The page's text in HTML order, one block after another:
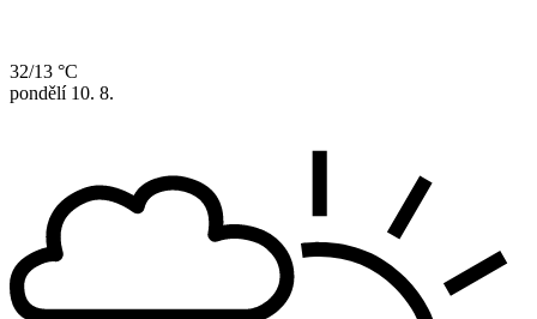
32/13 °C
pondělí 10. 8.